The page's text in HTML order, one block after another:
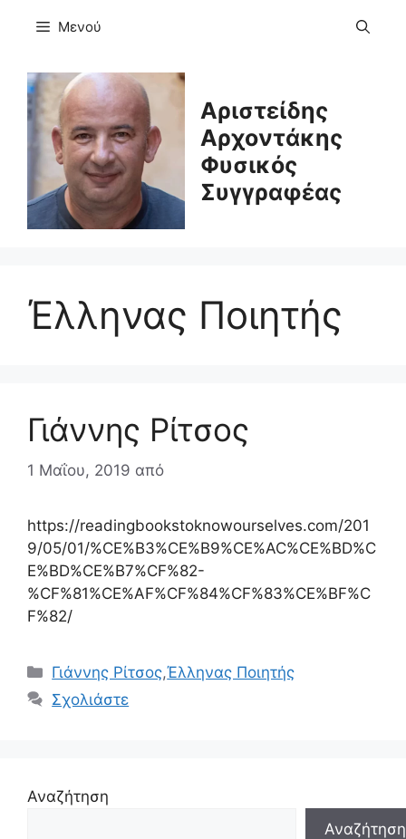
Μενού
Αριστείδης
Αρχοντάκης
Φυσικός
Συγγραφέας
Έλληνας Ποιητής
Γιάννης Ρίτσος
1 Μαΐου, 2019 από
https://readingbookstoknowourselves.com/201
9/05/01/%CE%B3%CE%B9%CE%AC%CE%BD%C
E%BD%CE%B7%CF%82-
%CF%81%CE%AF%CF%84%CF%83%CE%BF%C
F%82/
Κατηγορίες
Γιάννης Ρίτσος,Έλληνας Ποιητής
Σχολιάστε
Αναζήτηση
Αναζήτηση